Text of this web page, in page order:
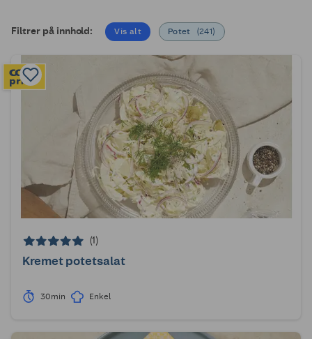
Filtrer på innhold: Vis alt Potet (241)
(1)
Kremet potetsalat
30min Enkel